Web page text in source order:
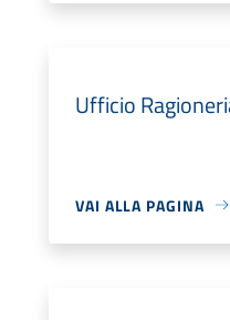
Ufficio
VAI ALLA PAGINA